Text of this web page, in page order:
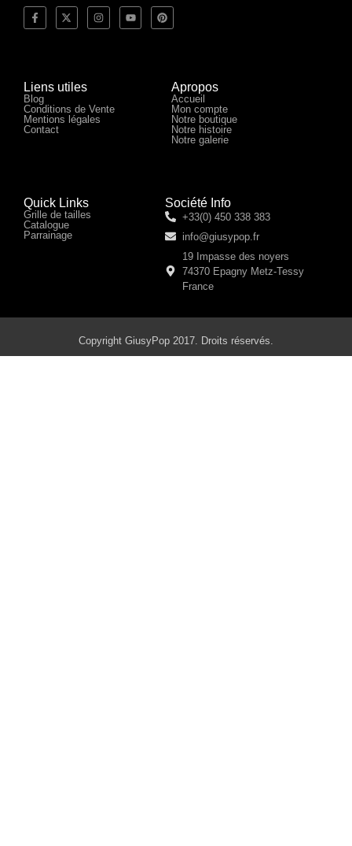
Liens utiles
Blog
Conditions de Vente
Mentions légales
Contact
Apropos
Accueil
Mon compte
Notre boutique
Notre histoire
Notre galerie
Quick Links
Grille de tailles
Catalogue
Parrainage
Société Info
+33(0) 450 338 383
info@giusypop.fr
19 Impasse des noyers
74370 Epagny Metz-Tessy
France
Copyright GiusyPop 2017. Droits réservés.